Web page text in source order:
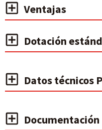
Ventajas
Dotación
Datos técnicos
Documentación